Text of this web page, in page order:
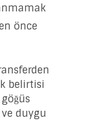
önce
belirtisi
ve duygu